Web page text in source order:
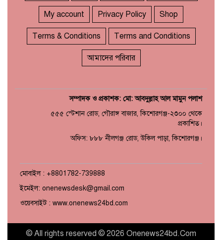
My account Privacy Policy Shop
Terms & Conditions Terms and Conditions
আমাদের পরিবার
সম্পাদক ও প্রকাশক: মো: আবদুল্লাহ আল মামুন পলাশ
৫৫৫ স্টেশান রোড, গৌরাঙ্গ বাজার, কিশোরগঞ্জ-২৩০০ থেকে
প্রকাশিত।
অফিস: ৮৮৮ নীলগঞ্জ রোড, উকিল পাড়া, কিশোরগঞ্জ।
মোবাইল : +8801782-739888
ইমেইল: onenewsdesk@gmail.com
ওয়েবসাইট : www.onenews24bd.com
© All rights reserved © 2026 Onenews24bd.Com